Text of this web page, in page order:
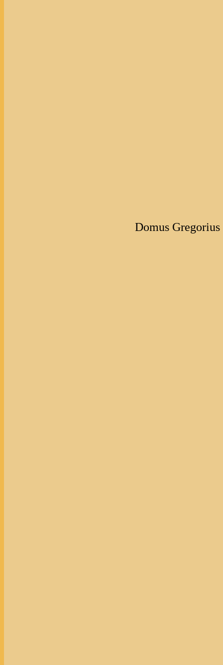
Domus